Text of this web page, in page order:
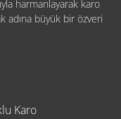
harmanlayarak karo
adına büyük bir özveri
Karo